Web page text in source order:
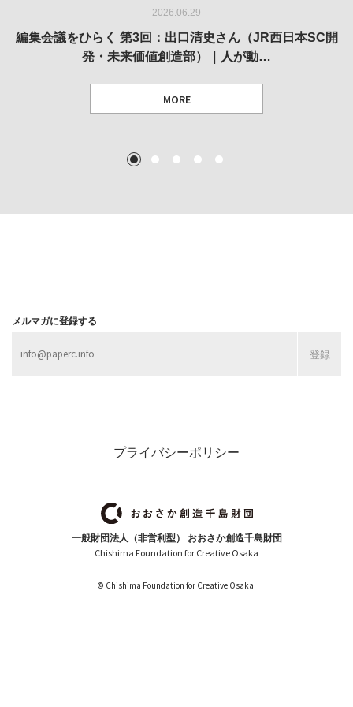
2026.06.29
編集会議をひらく 第3回：出口清史さん（JR西日本SC開
発・未来価値創造部）｜人が動…
MORE
2026.05.14
REVIEW｜果たして美術家・梅津庸一は、「大阪のゆかり
作家」となることができたのか…
2026.03.11
REPORT｜博覧会の残像
MORE
2026.02.25
REVIEW｜菊池聡太朗 個展「余りの風景」
MORE
2025.10.01
REVIEW｜生の存在証明としての線——「ライフライン」
展
1 2 3 4 5
メルマガに登録する
プライバシーポリシー
一般財団法人（非営利型） おおさか創造千島財団
Chishima Foundation for Creative Osaka
© Chishima Foundation for Creative Osaka.